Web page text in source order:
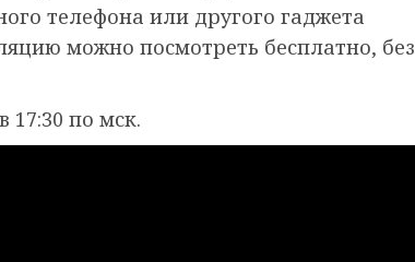
телефона или другого гаджета
можно посмотреть бесплатно, без
по мск.